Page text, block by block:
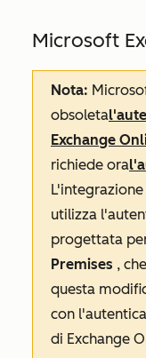
Microsoft
Nota:
obsoleta
Exchange
richiede ora
utilizza
progettata
Premises ,
questa
con
di Exchange